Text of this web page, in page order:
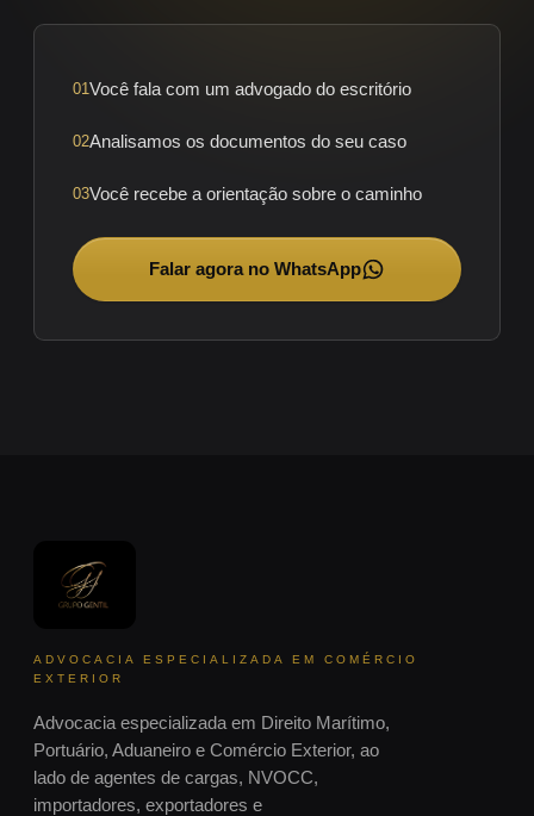
01Você fala com um advogado do escritório
02Analisamos os documentos do seu caso
03Você recebe a orientação sobre o caminho
Falar agora no WhatsApp→
ADVOCACIA ESPECIALIZADA EM COMÉRCIO
EXTERIOR
Advocacia especializada em Direito Marítimo,
Portuário, Aduaneiro e Comércio Exterior, ao
lado de agentes de cargas, NVOCC,
importadores, exportadores e